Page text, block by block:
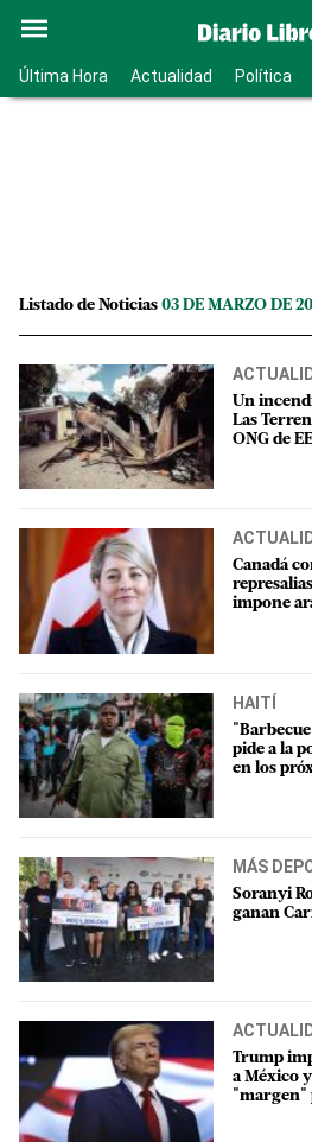
Última Hora Actualidad Política
Listado de Noticias 03 DE MARZO DE
Un
Las
ONG de
Canadá
impone
HAITÍ
pide a la
en los
MÁS
Soranyi
ganan
Trump
a México
"margen"